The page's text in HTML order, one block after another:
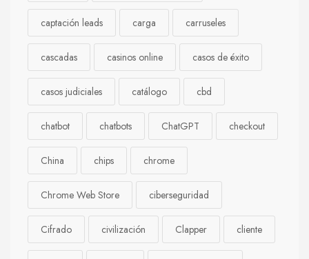
captación leads carga carruseles
cascadas casinos online casos de éxito
casos judiciales catálogo cbd
chatbot chatbots ChatGPT checkout
China chips chrome
Chrome Web Store ciberseguridad
Cifrado civilización Clapper cliente